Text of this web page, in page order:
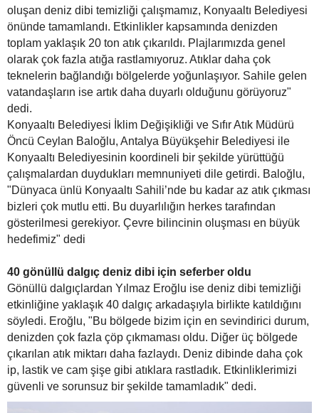
oluşan deniz dibi temizliği çalışmamız, Konyaaltı Belediyesi
önünde tamamlandı. Etkinlikler kapsamında denizden
toplam yaklaşık 20 ton atık çıkarıldı. Plajlarımızda genel
olarak çok fazla atığa rastlamıyoruz. Atıklar daha çok
teknelerin bağlandığı bölgelerde yoğunlaşıyor. Sahile gelen
vatandaşların ise artık daha duyarlı olduğunu görüyoruz"
dedi.
Konyaaltı Belediyesi İklim Değişikliği ve Sıfır Atık Müdürü
Öncü Ceylan Baloğlu, Antalya Büyükşehir Belediyesi ile
Konyaaltı Belediyesinin koordineli bir şekilde yürüttüğü
çalışmalardan duydukları memnuniyeti dile getirdi. Baloğlu,
"Dünyaca ünlü Konyaaltı Sahili’nde bu kadar az atık çıkması
bizleri çok mutlu etti. Bu duyarlılığın herkes tarafından
gösterilmesi gerekiyor. Çevre bilincinin oluşması en büyük
hedefimiz" dedi
40 gönüllü dalgıç deniz dibi için seferber oldu
Gönüllü dalgıçlardan Yılmaz Eroğlu ise deniz dibi temizliği
etkinliğine yaklaşık 40 dalgıç arkadaşıyla birlikte katıldığını
söyledi. Eroğlu, "Bu bölgede bizim için en sevindirici durum,
denizden çok fazla çöp çıkmaması oldu. Diğer üç bölgede
çıkarılan atık miktarı daha fazlaydı. Deniz dibinde daha çok
ip, lastik ve cam şişe gibi atıklara rastladık. Etkinliklerimizi
güvenli ve sorunsuz bir şekilde tamamladık" dedi.